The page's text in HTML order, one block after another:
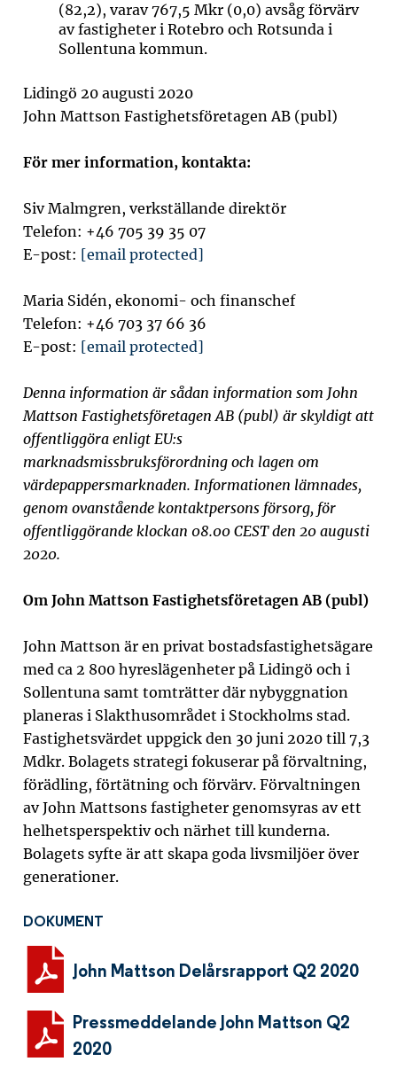
(82,2), varav 767,5 Mkr (0,0) avsåg förvärv
av fastigheter i Rotebro och Rotsunda i
Sollentuna kommun.
Lidingö 20 augusti 2020
John Mattson Fastighetsföretagen AB (publ)
För mer information, kontakta:
Siv Malmgren, verkställande direktör
Telefon: +46 705 39 35 07
E-post: [email protected]
Maria Sidén, ekonomi- och finanschef
Telefon: +46 703 37 66 36
E-post: [email protected]
Denna information är sådan information som John
Mattson Fastighetsföretagen AB (publ) är skyldigt att
offentliggöra enligt EU:s
marknadsmissbruksförordning och lagen om
värdepappersmarknaden. Informationen lämnades,
genom ovanstående kontaktpersons försorg, för
offentliggörande klockan 08.00 CEST den 20 augusti
2020.
Om John Mattson Fastighetsföretagen AB (publ)
John Mattson är en privat bostadsfastighetsägare
med ca 2 800 hyreslägenheter på Lidingö och i
Sollentuna samt tomträtter där nybyggnation
planeras i Slakthusområdet i Stockholms stad.
Fastighetsvärdet uppgick den 30 juni 2020 till 7,3
Mdkr. Bolagets strategi fokuserar på förvaltning,
förädling, förtätning och förvärv. Förvaltningen
av John Mattsons fastigheter genomsyras av ett
helhetsperspektiv och närhet till kunderna.
Bolagets syfte är att skapa goda livsmiljöer över
generationer.
DOKUMENT
John Mattson Delårsrapport Q2 2020
Pressmeddelande John Mattson Q2
2020